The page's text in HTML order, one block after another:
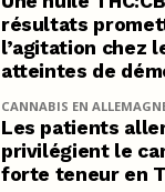
résultats
l’agitation chez
atteintes de
CANNABIS EN
Les patients
privilégient le
forte teneur en